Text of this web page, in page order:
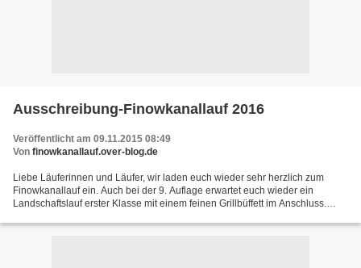
Ausschreibung-Finowkanallauf 2016
Veröffentlicht am 09.11.2015 08:49
Von finowkanallauf.over-blog.de
Liebe Läuferinnen und Läufer, wir laden euch wieder sehr herzlich zum
Finowkanallauf ein. Auch bei der 9. Auflage erwartet euch wieder ein
Landschaftslauf erster Klasse mit einem feinen Grillbüffett im Anschluss.